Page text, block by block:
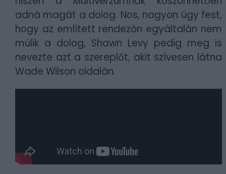
adná magát a dolog. Nos, nagyon úgy fest,
hogy az említett rendezőn egyáltalán nem
múlik a dolog, Shawn Levy pedig meg is
nevezte azt a szereplőt, akit szívesen látna
Wade Wilson oldalán.